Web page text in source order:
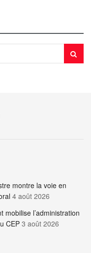
montre la voie en
4 août 2026
mobilise l’administration
CEP 3 août 2026